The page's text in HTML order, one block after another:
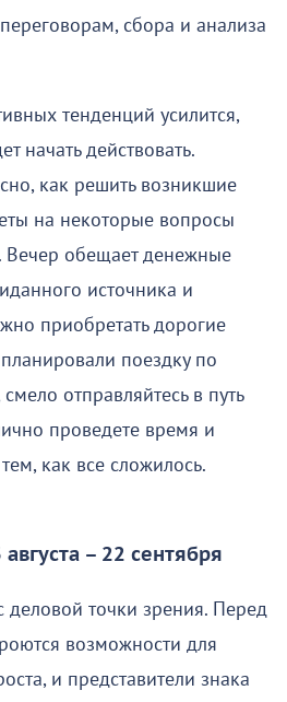
сбора и анализа
тенденций усилится,
начать действовать.
как решить возникшие
на некоторые вопросы
Вечер обещает денежные
источника и
приобретать дорогие
поездку по
отправляйтесь в путь
проведете время и
как все сложилось.
– 22 сентября
деловой точки зрения. Перед
возможности для
и представители знака